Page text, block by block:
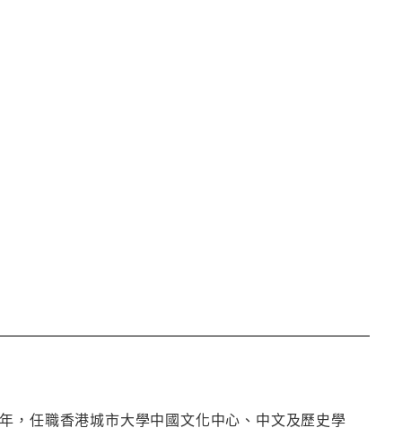
，任職香港城市大學中國文化中心、中文及歷史學